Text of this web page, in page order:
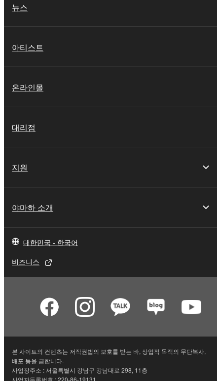
뉴스
아티스트
온라인몰
대리점
지원
야마하 소개
대한민국 - 한국어
비즈니스
본 사이트의 컨텐츠는 저작권법의 보호를 받는 바, 상업적 목적의 무단복사,
배포 등을 금합니다.
사업장주소 : 서울특별시 강남구 강남대로 298, 11층